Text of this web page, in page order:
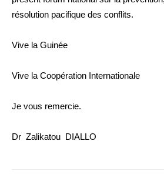
résolution pacifique des conflits.
Vive la Guinée
Vive la Coopération Internationale
Je vous remercie.
Dr Zalikatou DIALLO